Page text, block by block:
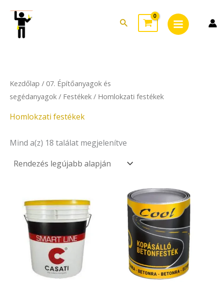
content
Search
Menu
Kezdőlap / 07. Építőanyagok és
segédanyagok / Festékek / Homlokzati festékek
Homlokzati festékek
Mind a(z) 18 találat megjelenítve
latest